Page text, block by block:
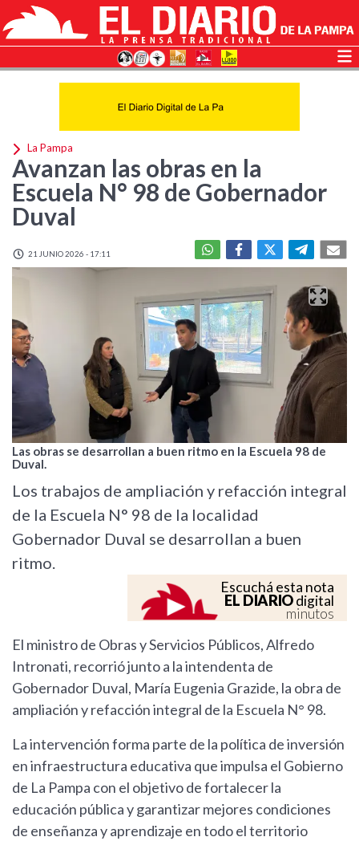
La Pampa
Avanzan las obras en la
Escuela N° 98 de Gobernador
Duval
21 JUNIO 2026 - 17:11
Las obras se desarrollan a buen ritmo en la Escuela 98 de
Duval.
Los trabajos de ampliación y refacción integral
de la Escuela N° 98 de la localidad
Gobernador Duval se desarrollan a buen
ritmo.
Escuchá esta nota
EL DIARIOdigital
minutos
El ministro de Obras y Servicios Públicos, Alfredo
Intronati, recorrió junto a la intendenta de
Gobernador Duval, María Eugenia Grazide, la obra de
ampliación y refacción integral de la Escuela N° 98.
La intervención forma parte de la política de inversión
en infraestructura educativa que impulsa el Gobierno
de La Pampa con el objetivo de fortalecer la
educación pública y garantizar mejores condiciones
de enseñanza y aprendizaje en todo el territorio